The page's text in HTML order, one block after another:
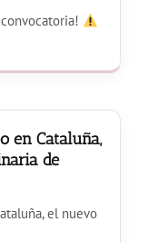
en Cataluña,
de
el nuevo